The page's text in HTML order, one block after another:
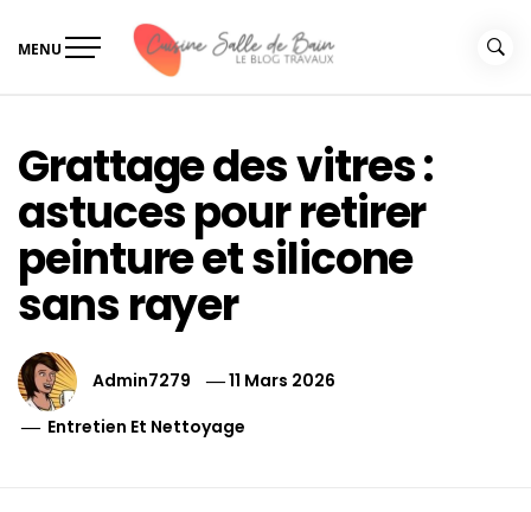
MENU
Grattage des vitres :
astuces pour retirer
peinture et silicone
sans rayer
Admin7279
11 Mars 2026
Entretien Et Nettoyage